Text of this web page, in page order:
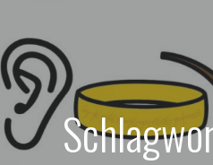
springen
HÖR DIE RINGE